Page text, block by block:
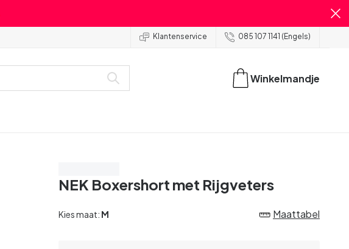
Klantenservice 085 107 1141 (Engels)
Winkelmandje
NEK Boxershort met Rijgveters
Kies maat: M Maattabel